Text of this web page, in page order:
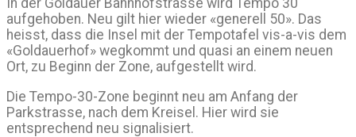
In der Goldauer Bahnhofstrasse wird Tempo 30
aufgehoben. Neu gilt hier wieder «generell 50». Das
heisst, dass die Insel mit der Tempotafel vis-a-vis dem
«Goldauerhof» wegkommt und quasi an einem neuen
Ort, zu Beginn der Zone, aufgestellt wird.
Die Tempo-30-Zone beginnt neu am Anfang der
Parkstrasse, nach dem Kreisel. Hier wird sie
entsprechend neu signalisiert.